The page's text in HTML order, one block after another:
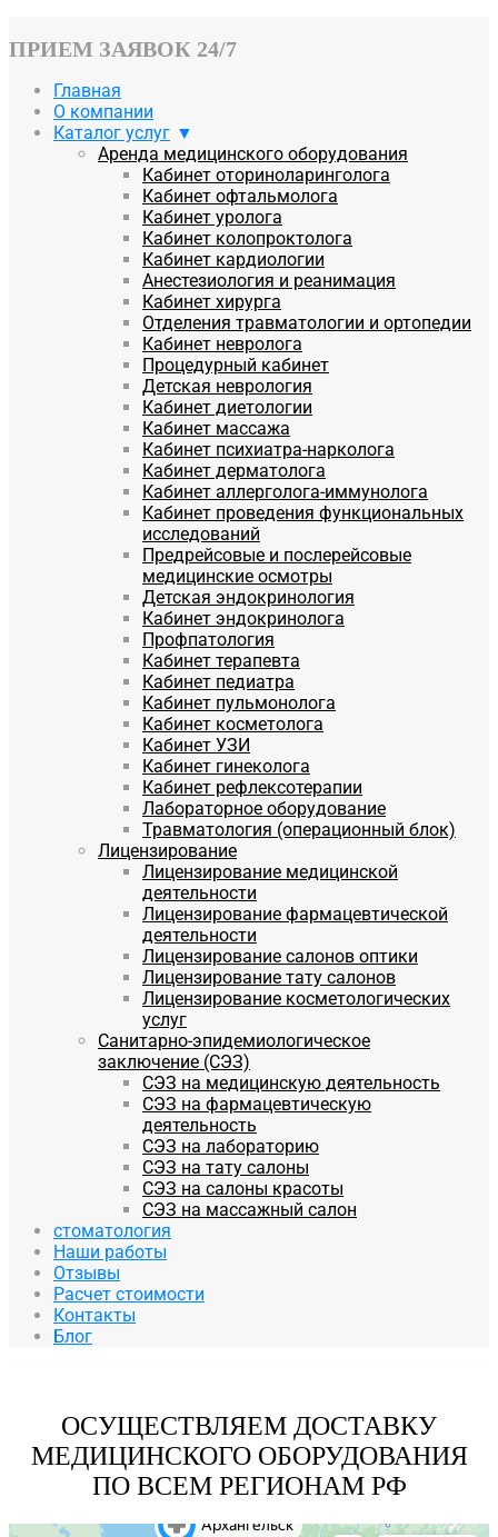
ПРИЕМ ЗАЯВОК 24/7
Главная
О компании
Каталог услуг
Аренда медицинского оборудования
Кабинет оториноларинголога
Кабинет офтальмолога
Кабинет уролога
Кабинет колопроктолога
Кабинет кардиологии
Анестезиология и реанимация
Кабинет хирурга
Отделения травматологии и ортопедии
Кабинет невролога
Процедурный кабинет
Детская неврология
Кабинет диетологии
Кабинет массажа
Кабинет психиатра-нарколога
Кабинет дерматолога
Кабинет аллерголога-иммунолога
Кабинет проведения функциональных
исследований
Предрейсовые и послерейсовые
медицинские осмотры
Детская эндокринология
Кабинет эндокринолога
Профпатология
Кабинет терапевта
Кабинет педиатра
Кабинет пульмонолога
Кабинет косметолога
Кабинет УЗИ
Кабинет гинеколога
Кабинет рефлексотерапии
Лабораторное оборудование
Травматология (операционный блок)
Лицензирование
Лицензирование медицинской
деятельности
Лицензирование фармацевтической
деятельности
Лицензирование салонов оптики
Лицензирование тату салонов
Лицензирование косметологических
услуг
Санитарно-эпидемиологическое
заключение (СЭЗ)
СЭЗ на медицинскую деятельность
СЭЗ на фармацевтическую
деятельность
СЭЗ на лабораторию
СЭЗ на тату салоны
СЭЗ на салоны красоты
СЭЗ на массажный салон
стоматология
Наши работы
Отзывы
Расчет стоимости
Контакты
Блог
ОСУЩЕСТВЛЯЕМ ДОСТАВКУ
МЕДИЦИНСКОГО ОБОРУДОВАНИЯ
ПО ВСЕМ РЕГИОНАМ РФ